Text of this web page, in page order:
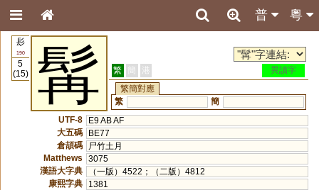
粵
普
髟
190
5
(15)
髯 繁 簡 港
異讀字
繁簡對應
繁
簡
UTF-8
E9 AB AF
大五碼
BE77
倉頡碼
尸竹土月
Matthews
3075
漢語大字典
（一版）4522；（二版）4812
康熙字典
1381